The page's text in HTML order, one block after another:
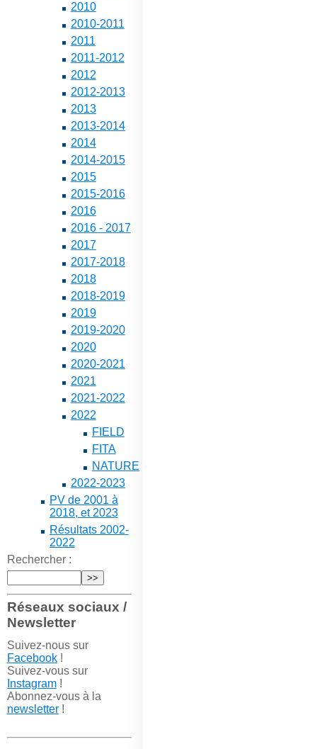
2010
2010-2011
2011
2011-2012
2012
2012-2013
2013
2013-2014
2014
2014-2015
2015
2015-2016
2016
2016 - 2017
2017
2017-2018
2018
2018-2019
2019
2019-2020
2020
2020-2021
2021
2021-2022
2022
FIELD
FITA
NATURE
2022-2023
PV de 2001 à
2018, et 2023
Résultats 2002-
2022
Rechercher :
Réseaux sociaux /
Newsletter
Suivez-nous sur
Facebook!
Suivez-vous sur
Instagram!
Abonnez-vous à la
newsletter!